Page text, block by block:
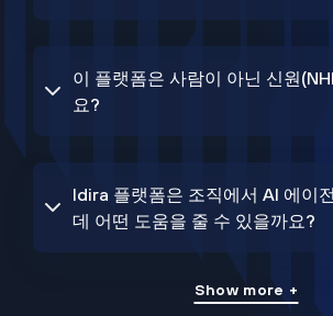
이 플랫폼은 사람이 아닌 신원
요?
Idira 플랫폼은 조직에서 AI 에이
데 어떤 도움을 줄 수 있을까요?
Show more +